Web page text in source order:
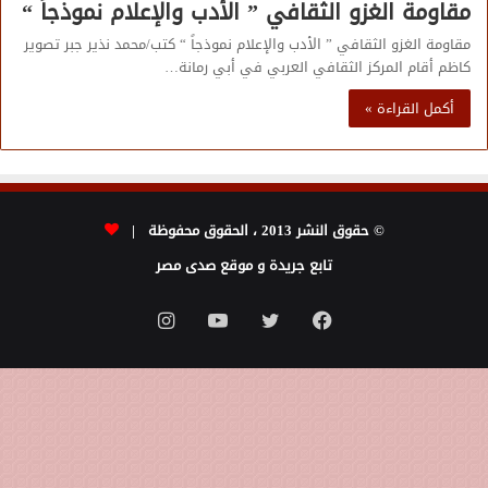
مقاومة الغزو الثقافي ” الأدب والإعلام نموذجاً “
مقاومة الغزو الثقافي ” الأدب والإعلام نموذجاً “ كتب/محمد نذير جبر تصوير
كاظم أقام المركز الثقافي العربي في أبي رمانة…
أكمل القراءة »
© حقوق النشر 2013 ، الحقوق محفوظة |
تابع جريدة و موقع صدى مصر
فيسبوك تويتر يوتيوبانستقرام